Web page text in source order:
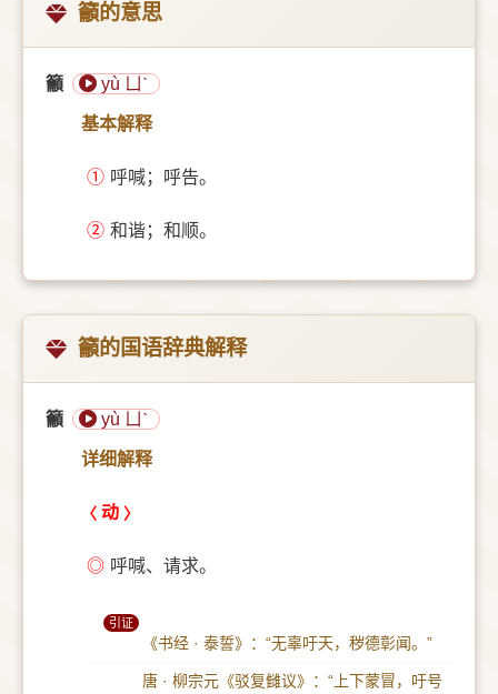
籲的意思
籲 yù ㄩˋ
基本解释
① 呼喊；呼告。
② 和谐；和顺。
籲的国语辞典解释
籲 yù ㄩˋ
详细解释
动
◎ 呼喊、请求。
引证
《书经 · 泰誓》：“无辜吁天，秽德彰闻。”
唐 · 柳宗元《驳复雠议》：“上下蒙冒，吁号